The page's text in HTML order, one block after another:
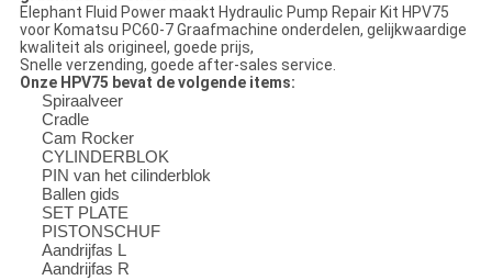
Elephant Fluid Power maakt Hydraulic Pump Repair Kit HPV75
voor Komatsu PC60-7 Graafmachine onderdelen, gelijkwaardige
kwaliteit als origineel, goede prijs,
Snelle verzending, goede after-sales service.
Onze HPV75 bevat de volgende items:
Spiraalveer
Cradle
Cam Rocker
CYLINDERBLOK
PIN van het cilinderblok
Ballen gids
SET PLATE
PISTONSCHUF
Aandrijfas L
Aandrijfas R